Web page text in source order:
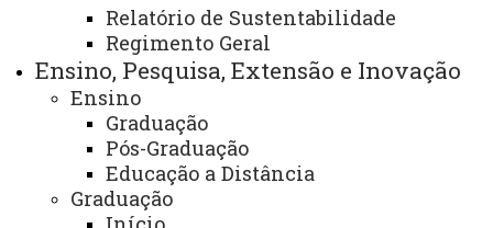
Relatório de Sustentabilidade
Regimento Geral
Ensino, Pesquisa, Extensão e Inovação
Ensino
Graduação
Pós-Graduação
Educação a Distância
Graduação
Editais - Credenciamento Docente
Editais - Estágio Pós-doutoral
Editais - Outros
Você está aqui: Unioeste